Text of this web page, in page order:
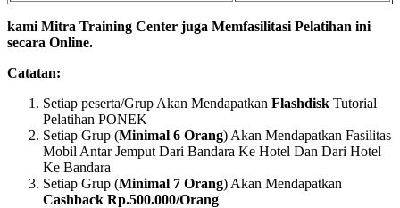
kami Mitra Training Center juga Memfasilitasi Pelatihan ini
secara Online.
Catatan:
Setiap peserta/Grup Akan Mendapatkan Flashdisk Tutorial
Pelatihan PONEK
Setiap Grup (Minimal 6 Orang) Akan Mendapatkan Fasilitas
Mobil Antar Jemput Dari Bandara Ke Hotel Dan Dari Hotel
Ke Bandara
Setiap Grup (Minimal 7 Orang) Akan Mendapatkan
Cashback Rp.500.000/Orang